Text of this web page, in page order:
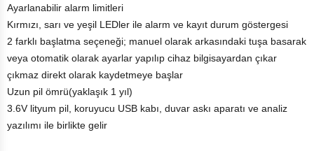
Ayarlanabilir alarm limitleri
Kırmızı, sarı ve yeşil LEDler ile alarm ve kayıt durum göstergesi
2 farklı başlatma seçeneği; manuel olarak arkasındaki tuşa basarak
veya otomatik olarak ayarlar yapılıp cihaz bilgisayardan çıkar
çıkmaz direkt olarak kaydetmeye başlar
Uzun pil ömrü(yaklaşık 1 yıl)
3.6V lityum pil, koruyucu USB kabı, duvar askı aparatı ve analiz
yazılımı ile birlikte gelir